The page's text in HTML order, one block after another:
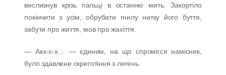
вислизнув крізь пальці в останню мить. Закортіло
покінчити з усім, обрубати гнилу нитку його буття,
забути про життя, мов про жахіття.
— Акх-х-х… — єдиним, на що спромігся намісник,
було здавлене скреготіння з легень.